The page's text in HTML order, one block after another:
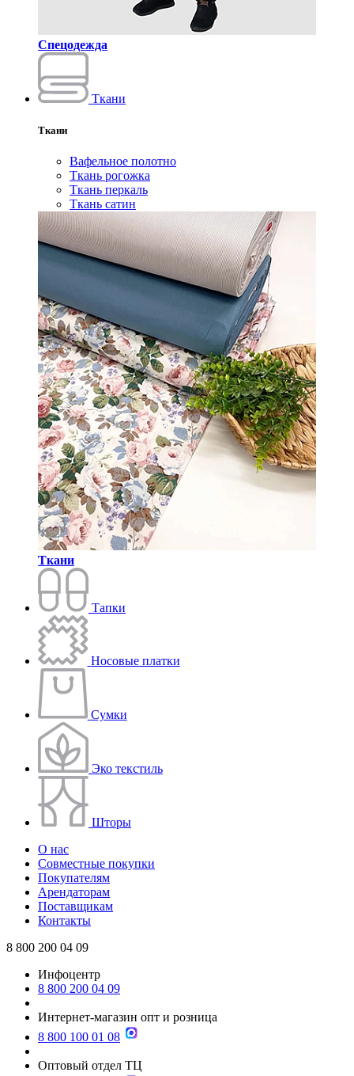
Спецодежда
Ткани
Ткани
Вафельное полотно
Ткань рогожка
Ткань перкаль
Ткань сатин
Ткани
Тапки
Носовые платки
Сумки
Эко текстиль
Шторы
О нас
Совместные покупки
Покупателям
Арендаторам
Поставщикам
Контакты
8 800 200 04 09
Инфоцентр
8 800 200 04 09
Интернет-магазин опт и розница
8 800 100 01 08
Оптовый отдел ТЦ